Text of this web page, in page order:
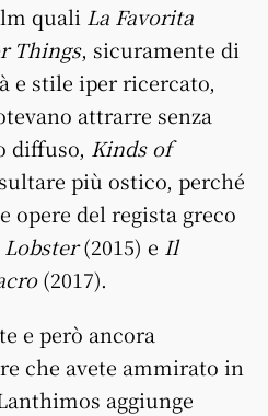
quali La Favorita
Things, sicuramente di
e stile iper ricercato,
attrarre senza
diffuso, Kinds of
più ostico, perché
opere del regista greco
Lobster(2015) e Il
(2017).
e però ancora
che avete ammirato in
aggiunge